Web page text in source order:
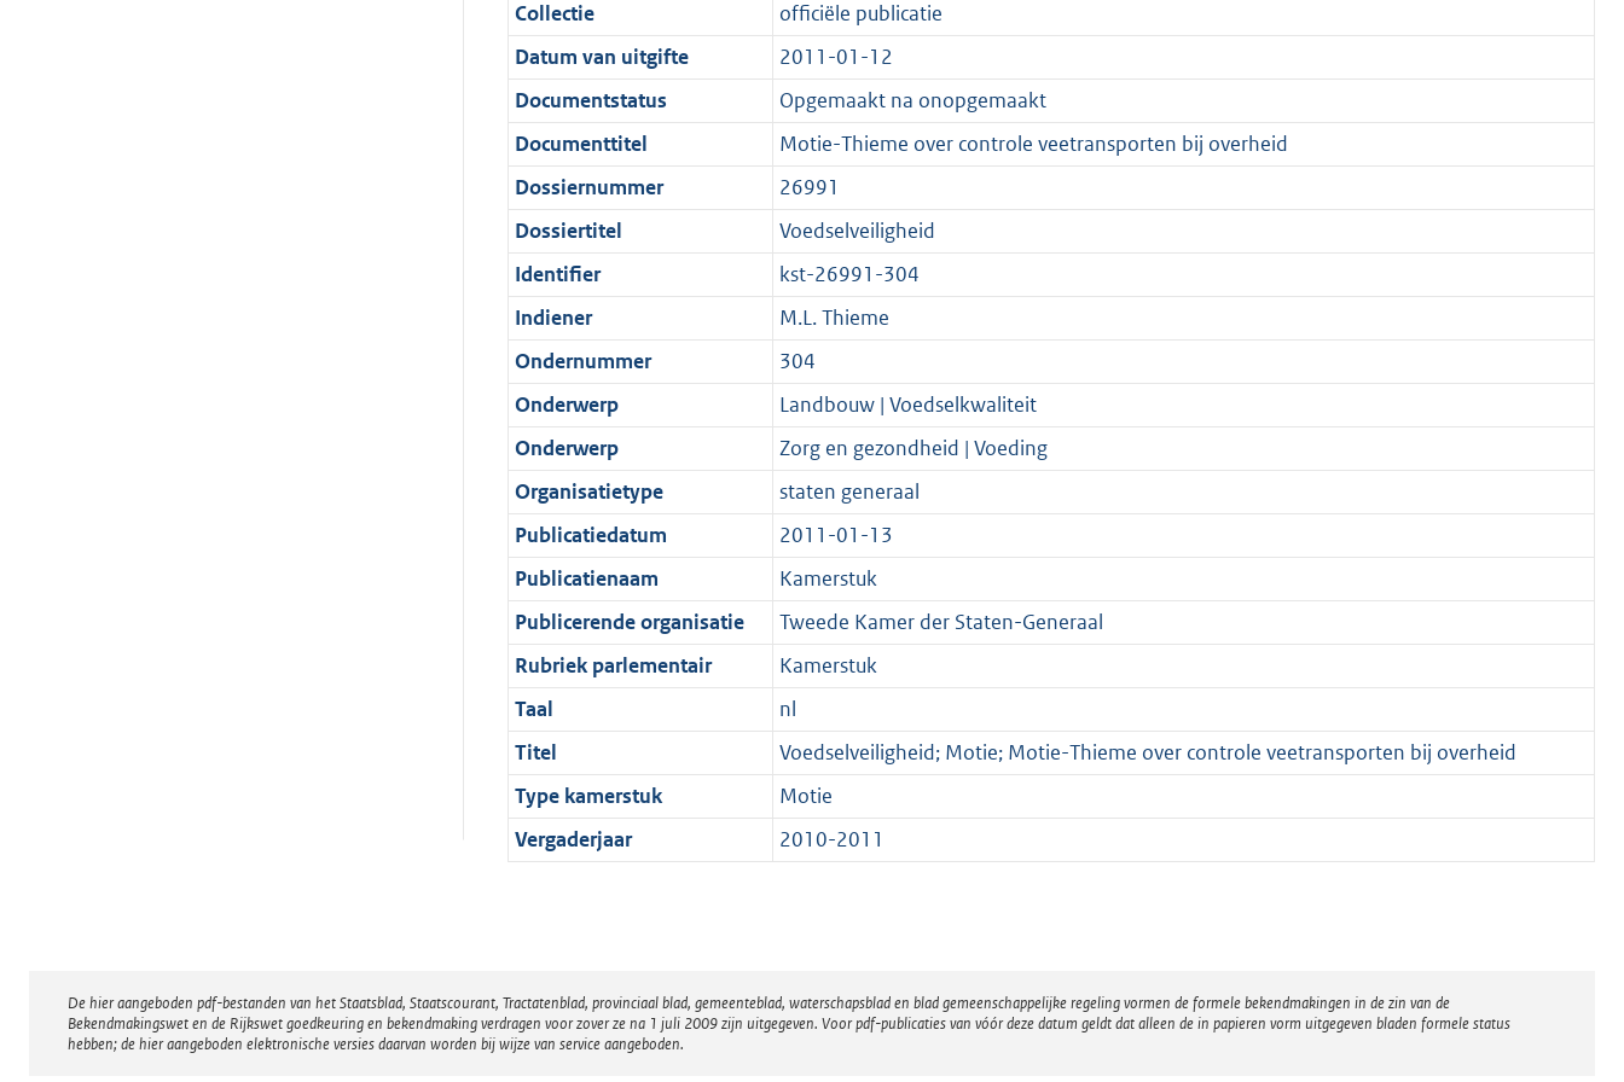
i
e
i
n
f
o
r
m
a
a
t
3
8
K
b
t
i
e
i
n
f
o
r
m
a
a
t
:
9
K
b
a
t
i
e
i
n
f
o
r
m
a
a
t
e
:
2
K
b
c
a
t
i
e
i
n
f
o
r
m
a
a
t
t
e
:
1
K
b
d
s
g
r
o
o
t
t
e
2
K
b
n
d
s
g
r
o
o
t
t
e
:
2
K
b
Collectie
officiële publicatie
Datum van uitgifte
2011-01-12
Documentstatus
Opgemaakt na onopgemaakt
Documenttitel
Motie-Thieme over controle veetransporten bij overheid
Dossiernummer
26991
Dossiertitel
Voedselveiligheid
Identifier
kst-26991-304
Indiener
M.L. Thieme
Ondernummer
304
Onderwerp
Landbouw | Voedselkwaliteit
Onderwerp
Zorg en gezondheid | Voeding
Organisatietype
staten generaal
Publicatiedatum
2011-01-13
Publicatienaam
Kamerstuk
Publicerende organisatie
Tweede Kamer der Staten-Generaal
Rubriek parlementair
Kamerstuk
Taal
nl
Titel
Voedselveiligheid; Motie; Motie-Thieme over controle veetransporten bij overheid
Type kamerstuk
Motie
Vergaderjaar
2010-2011
Disclaimer
De hier aangeboden pdf-bestanden van het Staatsblad, Staatscourant, Tractatenblad, provinciaal blad, gemeenteblad, waterschapsblad en blad gemeenschappelijke regeling vormen de formele bekendmakingen in de zin van de
Bekendmakingswet en de Rijkswet goedkeuring en bekendmaking verdragen voor zover ze na 1 juli 2009 zijn uitgegeven. Voor pdf-publicaties van vóór deze datum geldt dat alleen de in papieren vorm uitgegeven bladen formele status
hebben; de hier aangeboden elektronische versies daarvan worden bij wijze van service aangeboden.